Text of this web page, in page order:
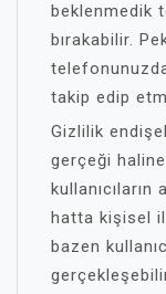
beklenmedik
bırakabilir.
takip edip
Gizlilik
gerçeği
kullanıcıların
hatta kişisel
bazen